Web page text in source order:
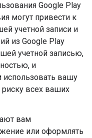
Google Play
могут привести к
учетной записи и
из Google Play
учетной записью,
и
вашу
риску всех ваших
вам
или оформлять